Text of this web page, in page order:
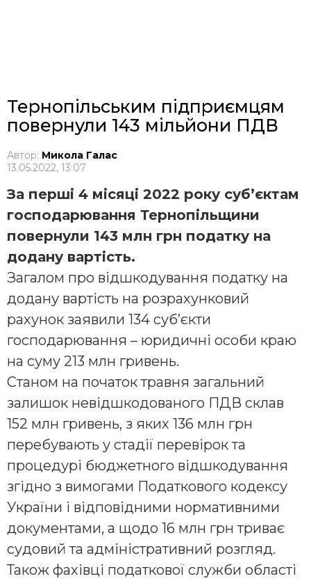
Тернопільським підприємцям
повернули 143 мільйони ПДВ
Автор: Микола Галас
13.05.2022, 13:07
За перші 4 місяці 2022 року суб’єктам
господарювання Тернопільщини
повернули 143 млн грн податку на
додану вартість.
Загалом про відшкодування податку на
додану вартість на розрахунковий
рахунок заявили 134 суб’єкти
господарювання – юридичні особи краю
на суму 213 млн гривень.
Станом на початок травня загальний
залишок невідшкодованого ПДВ склав
152 млн гривень, з яких 136 млн грн
перебувають у стадії перевірок та
процедурі бюджетного відшкодування
згідно з вимогами Податкового кодексу
України і відповідними нормативними
документами, а щодо 16 млн грн триває
судовий та адміністративний розгляд.
Також фахівці податкової служби області